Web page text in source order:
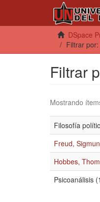
DSpace
Filtrar
Filtrar
Mostrando
Filosofía
Freud,
Hobbes,
Psicoanálisis